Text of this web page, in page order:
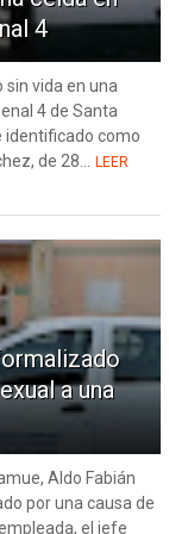
4
sin vida en una
4 de Santa
identificado como
de 28... LEER
a una
Aldo Fabián
por una causa de
el jefe